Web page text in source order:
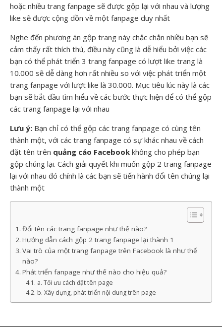
hoặc nhiều trang fanpage sẽ được gộp lại với nhau và lượng
like sẽ được cộng dồn về một fanpage duy nhất
Nghe đến phương án gộp trang này chắc chắn nhiều bạn sẽ
cảm thấy rất thích thú, điều này cũng là dễ hiểu bởi việc các
bạn có thể phát triển 3 trang fanpage có lượt like trang là
10.000 sẽ dễ dàng hơn rất nhiều so với việc phát triển một
trang fanpage với lượt like là 30.000. Mục tiêu lúc này là các
bạn sẽ bắt đầu tìm hiểu về các bước thực hiện để có thể gộp
các trang fanpage lại với nhau
Lưu ý: Bạn chỉ có thể gộp các trang fanpage có cùng tên
thành một, với các trang fanpage có sự khác nhau về cách
đặt tên trên quảng cáo Facebook không cho phép bạn
gộp chúng lại. Cách giải quyết khi muốn gộp 2 trang fanpage
lại với nhau đó chính là các bạn sẽ tiến hành đổi tên chúng lại
thành một
Đổi tên các trang fanpage như thế nào?
Hướng dẫn cách gộp 2 trang fanpage lại thành 1
Vai trò của một trang fanpage trên Facebook là như thế
nào?
Phát triển fanpage như thế nào cho hiệu quả?
a. Tối ưu cách đặt tên page
b. Xây dựng, phát triển nội dung trên page